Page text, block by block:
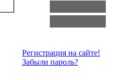
Регистрация на сайте!
Забыли пароль?